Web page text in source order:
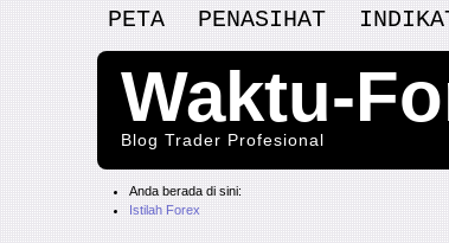
PETA PENASIHAT
Waktu-
Blog Trader Profesional
Anda berada di sini:
Istilah Forex